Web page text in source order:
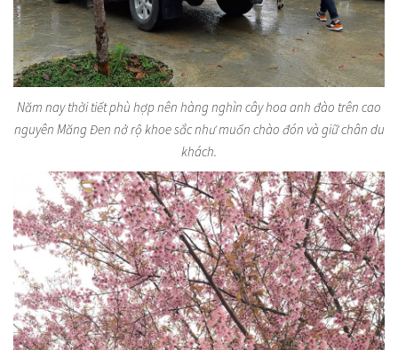
Năm nay thời tiết phù hợp nên hàng nghìn cây hoa anh đào trên cao
nguyên Măng Đen nở rộ khoe sắc như muốn chào đón và giữ chân du
khách.